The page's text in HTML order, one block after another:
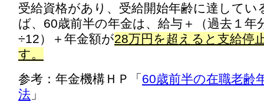
受給資格があり、受給開始年齢に達してい
ば、60歳前半の年金は、給与＋（過去１年
÷12）＋年金額が28万円を超えると支給停
す。
参考：年金機構ＨＰ「 60歳前半の在職老齢
法 」